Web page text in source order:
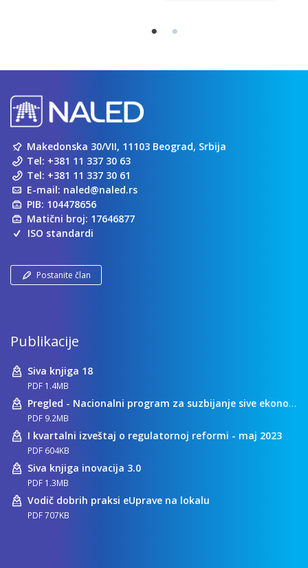
Makedonska 30/VII, 11103 Beograd, Srbija
Tel: +381 11 337 30 63
Tel: +381 11 337 30 61
E-mail: naled@naled.rs
PIB: 104478656
Matični broj: 17646877
ISO standardi
Postanite član
Publikacije
Siva knjiga 18
PDF 1.4MB
Pregled - Nacionalni program za suzbijanje sive ekonomije
PDF 9.2MB
I kvartalni izveštaj o regulatornoj reformi - maj 2023
PDF 604KB
Siva knjiga inovacija 3.0
PDF 1.3MB
Vodič dobrih praksi eUprave na lokalu
PDF 707KB